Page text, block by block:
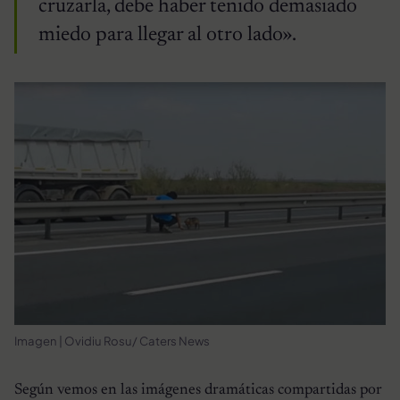
cruzarla, debe haber tenido demasiado
miedo para llegar al otro lado».
Imagen | Ovidiu Rosu/ Caters News
Según vemos en las imágenes dramáticas compartidas por